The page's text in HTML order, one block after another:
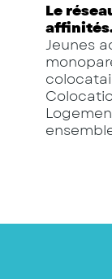
Le
Jeunes